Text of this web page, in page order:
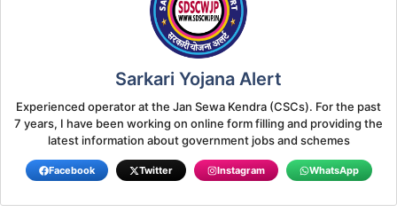
Sarkari Yojana Alert
Experienced operator at the Jan Sewa Kendra (CSCs). For the past
7 years, I have been working on online form filling and providing the
latest information about government jobs and schemes
Facebook Twitter Instagram WhatsApp